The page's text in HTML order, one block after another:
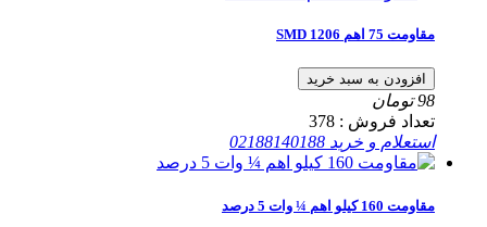
مقاومت 75 اهم SMD 1206
افزودن به سبد خرید
98 تومان
تعداد فروش : 378
استعلام و خرید 02188140188
مقاومت 160 کیلو اهم ¼ وات 5 درصد